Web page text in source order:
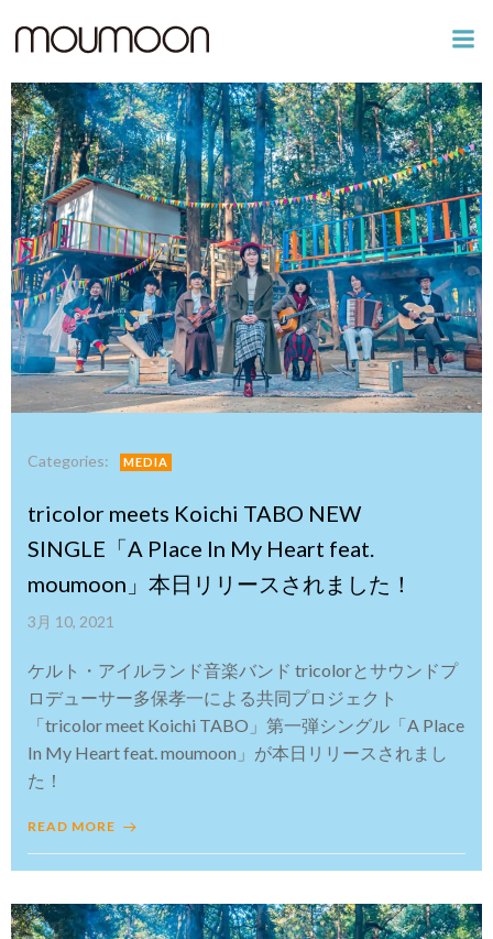
ン
ツ
へ
ス
キ
ッ
プ
Categories: MEDIA
tricolor meets Koichi TABO NEW
SINGLE「A Place In My Heart feat.
moumoon」本日リリースされました！
3月 10, 2021
ケルト・アイルランド音楽バンド tricolorとサウンドプ
ロデューサー多保孝一による共同プロジェクト
「tricolor meet Koichi TABO」第一弾シングル「A Place
In My Heart feat. moumoon」が本日リリースされまし
た！
READ MORE